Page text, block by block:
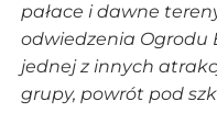
pałace i dawne
odwiedzenia Ogrodu
jednej z innych
grupy, powrót pod